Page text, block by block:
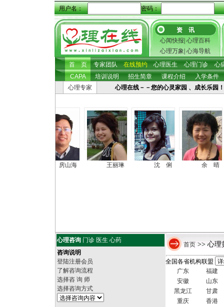
用户名： 密码：
资 讯
心闻快报 心理百科
心理万象 心海导航
首 页
专家团队 在线预约 心理医生 心理门诊
心
CAPA
培训说明 招生简章 课程介绍
入学条件
心理专家
心理在线－－您的心灵家园 、成长乐
房山海 王丽琳 沈 俐 余 晴
心理咨询 门诊 医生 心药
咨询说明
登陆注册会员
了解咨询流程
选择咨 询 师
选择咨询方式
首页 >> 心理
全国各省机构联盟
广东
福建
安徽
山东
黑龙江
甘肃
重庆
香港